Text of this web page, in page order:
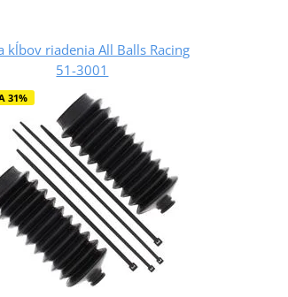
kĺbov riadenia All Balls Racing
51-3001
31%